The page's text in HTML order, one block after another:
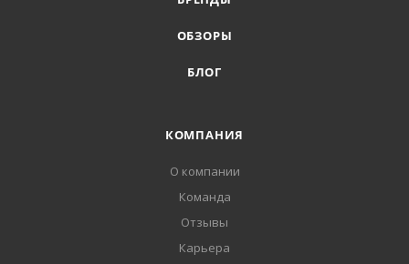
ОБЗОРЫ
БЛОГ
КОМПАНИЯ
О компании
Команда
Отзывы
Карьера